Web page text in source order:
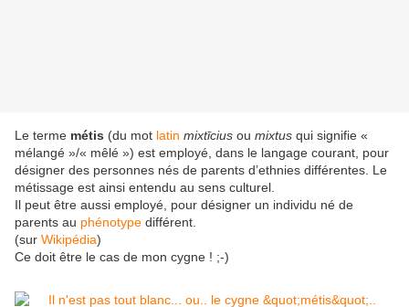
Le terme métis (du mot latin mixtīcius ou mixtus qui signifie «
mélangé »/« mêlé ») est employé, dans le langage courant, pour
désigner des personnes nés de parents d’ethnies différentes. Le
métissage est ainsi entendu au sens culturel.
Il peut être aussi employé, pour désigner un individu né de
parents au phénotype différent.
(sur Wikipédia)
Ce doit être le cas de mon cygne ! ;-)